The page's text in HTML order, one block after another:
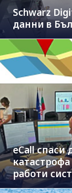
Schwarz
данни в
eCall спаси
работи
новите